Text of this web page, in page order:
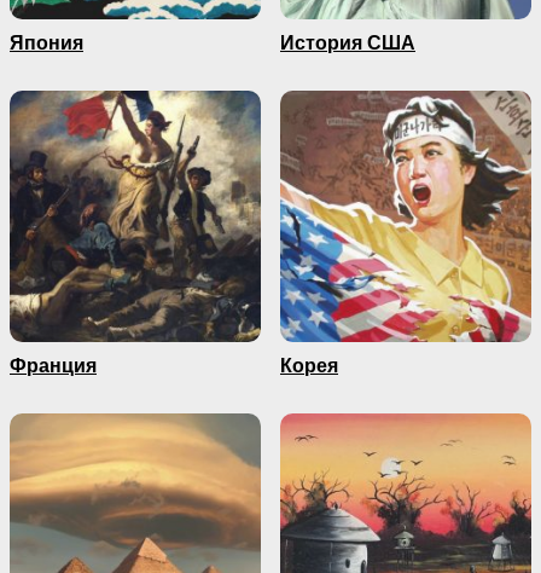
Япония История США
Франция Корея